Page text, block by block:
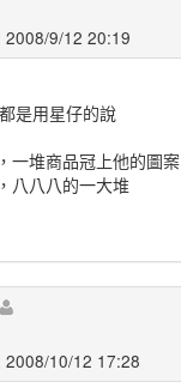
2008/9/12 20:19
是用星仔的說
一堆商品冠上他的圖案
八八八的一大堆
2008/10/12 17:28